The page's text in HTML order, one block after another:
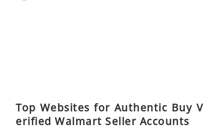
Top Websites for Authentic Buy V
erified Walmart Seller Accounts